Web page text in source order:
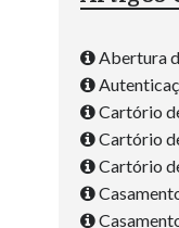
Abertura
Cartório
Cartório
Cartório